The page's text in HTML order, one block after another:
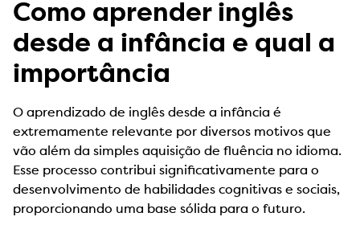
Como aprender inglês
desde a infância e qual a
importância
O aprendizado de inglês desde a infância é
extremamente relevante por diversos motivos que
vão além da simples aquisição de fluência no idioma.
Esse processo contribui significativamente para o
desenvolvimento de habilidades cognitivas e sociais,
proporcionando uma base sólida para o futuro.